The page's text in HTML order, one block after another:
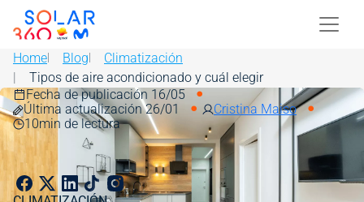
Skip to main content
Image
Home Blog
Climatización
Tipos de aire acondicionado y cuál elegir
ImageFecha de publicación 16/05
Última actualización 26/01
Cristina Maiso
10min de lectura